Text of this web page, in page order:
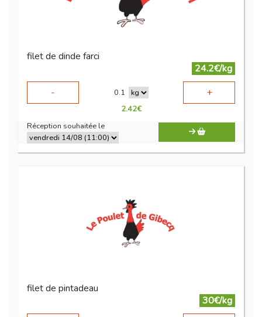
filet de dinde farci
24.2€/kg
-
0.1 +
2.42€
Réception souhaitée le
filet de pintadeau
30€/kg